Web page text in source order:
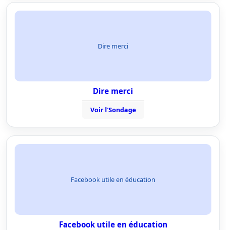
Dire merci
Dire merci
Voir l'Sondage
Facebook utile en éducation
Facebook utile en éducation